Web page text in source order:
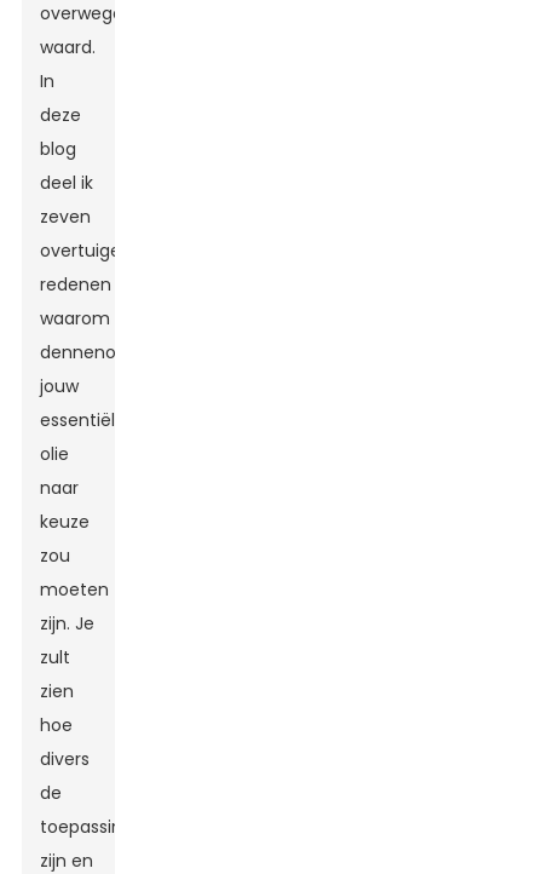
overwegen
waard.
In
deze
blog
deel ik
zeven
overtuigende
redenen
waarom
dennenolie
jouw
essentiële
olie
naar
keuze
zou
moeten
zijn. Je
zult
zien
hoe
divers
de
toepassingen
zijn en